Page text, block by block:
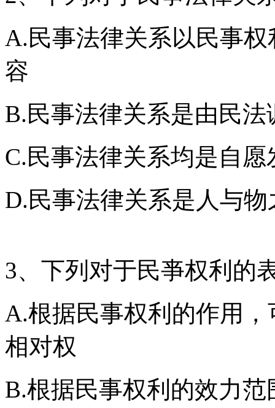
A.民事法律关系以民事
容
B.民事法律关系是由民
C.民事法律关系均是自愿
D.民事法律关系是人与
3、下列对于民亊权利的
A.根据民事权利的作用
相对权
B.根据民事权利的效力